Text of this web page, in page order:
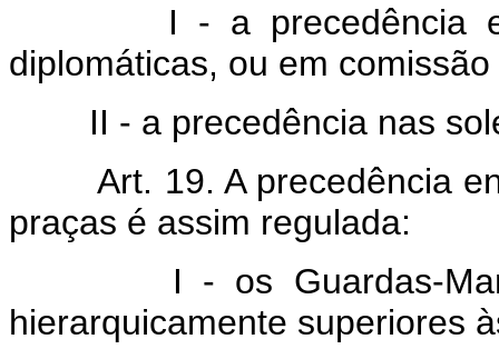
I - a precedência
diplomáticas, ou em
II - a precedência nas
Art. 19. A precedência
praças é assim regulada:
I - os Guardas-
hierarquicamente superiores